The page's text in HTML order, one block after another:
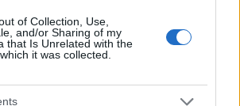
of Collection, Use,
and/or Sharing of my
that Is Unrelated with the
it was collected.